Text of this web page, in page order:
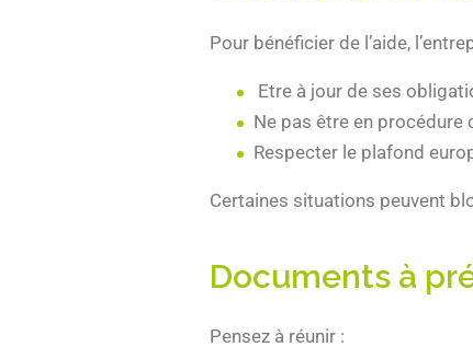
Pour bénéficier de l’aide,
Etre à jour de ses
Ne pas être en
Respecter le plafond
Certaines situations peuvent
Documents à
Pensez à réunir :